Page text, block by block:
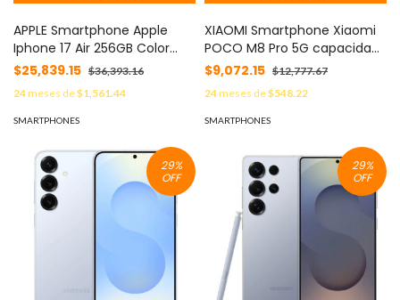
APPLE Smartphone Apple
Iphone 17 Air 256GB Color
Dorado MOD: IPHONE-17 AIR-
256-DORADO
$25,839.15 $36,393.16
24meses de$1,561.44
SMARTPHONES
XIAOMI Smartphone Xiaomi
POCO M8 Pro 5G capacidad
12+512Gb color Verde MOD:
$9,072.15 $12,777.67
24meses de$548.22
SMARTPHONES
29%
OFF
29%
OFF